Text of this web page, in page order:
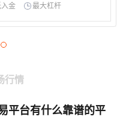
金 最大杠杆
行情
平台有什么靠谱的平